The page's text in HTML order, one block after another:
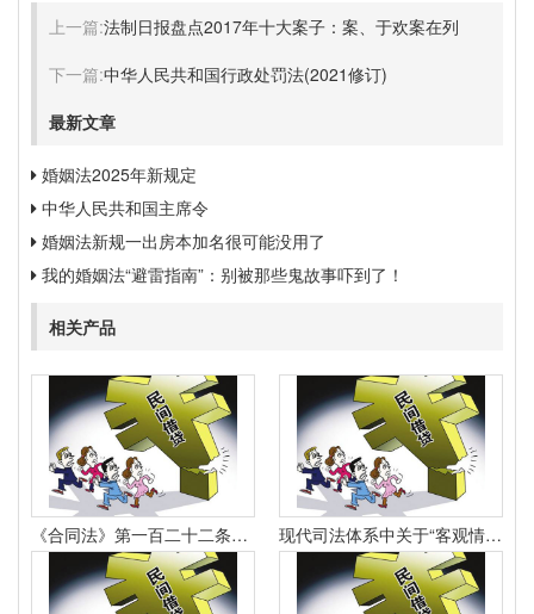
上一篇:法制日报盘点2017年十大案子：案、于欢案在列
下一篇:中华人民共和国行政处罚法(2021修订)
最新文章
婚姻法2025年新规定
中华人民共和国主席令
婚姻法新规一出房本加名很可能没用了
我的婚姻法“避雷指南”：别被那些鬼故事吓到了！
相关产品
《合同法》第一百二十二条规定：“因当事人一方的违约行为侵害对方人身、财产权益的受损害方有权选择依照本法要求其承担违约责任或者依照其他法律要求其承担侵权责任。 现代司法体系中关于“客观情况出现重大变化”的法律规定有哪些